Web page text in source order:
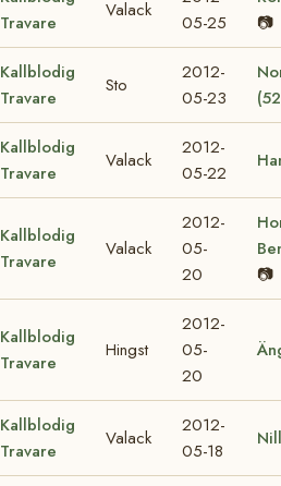
Travare
Valack
05-25
📷
Kallblodig
Travare
Sto
2012-
05-23
Kallblodig
Travare
Valack
2012-
05-22
Kallblodig
Travare
Valack
2012-
05-
20
📷
Kallblodig
Travare
Hingst
2012-
05-
20
Kallblodig
Travare
Valack
2012-
05-18